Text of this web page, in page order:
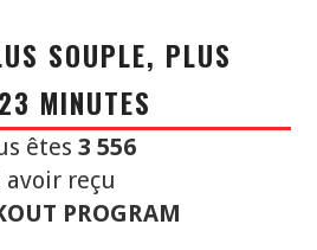
SOUPLE, PLUS
MINUTES
êtes 3 556
avoir reçu
PROGRAM